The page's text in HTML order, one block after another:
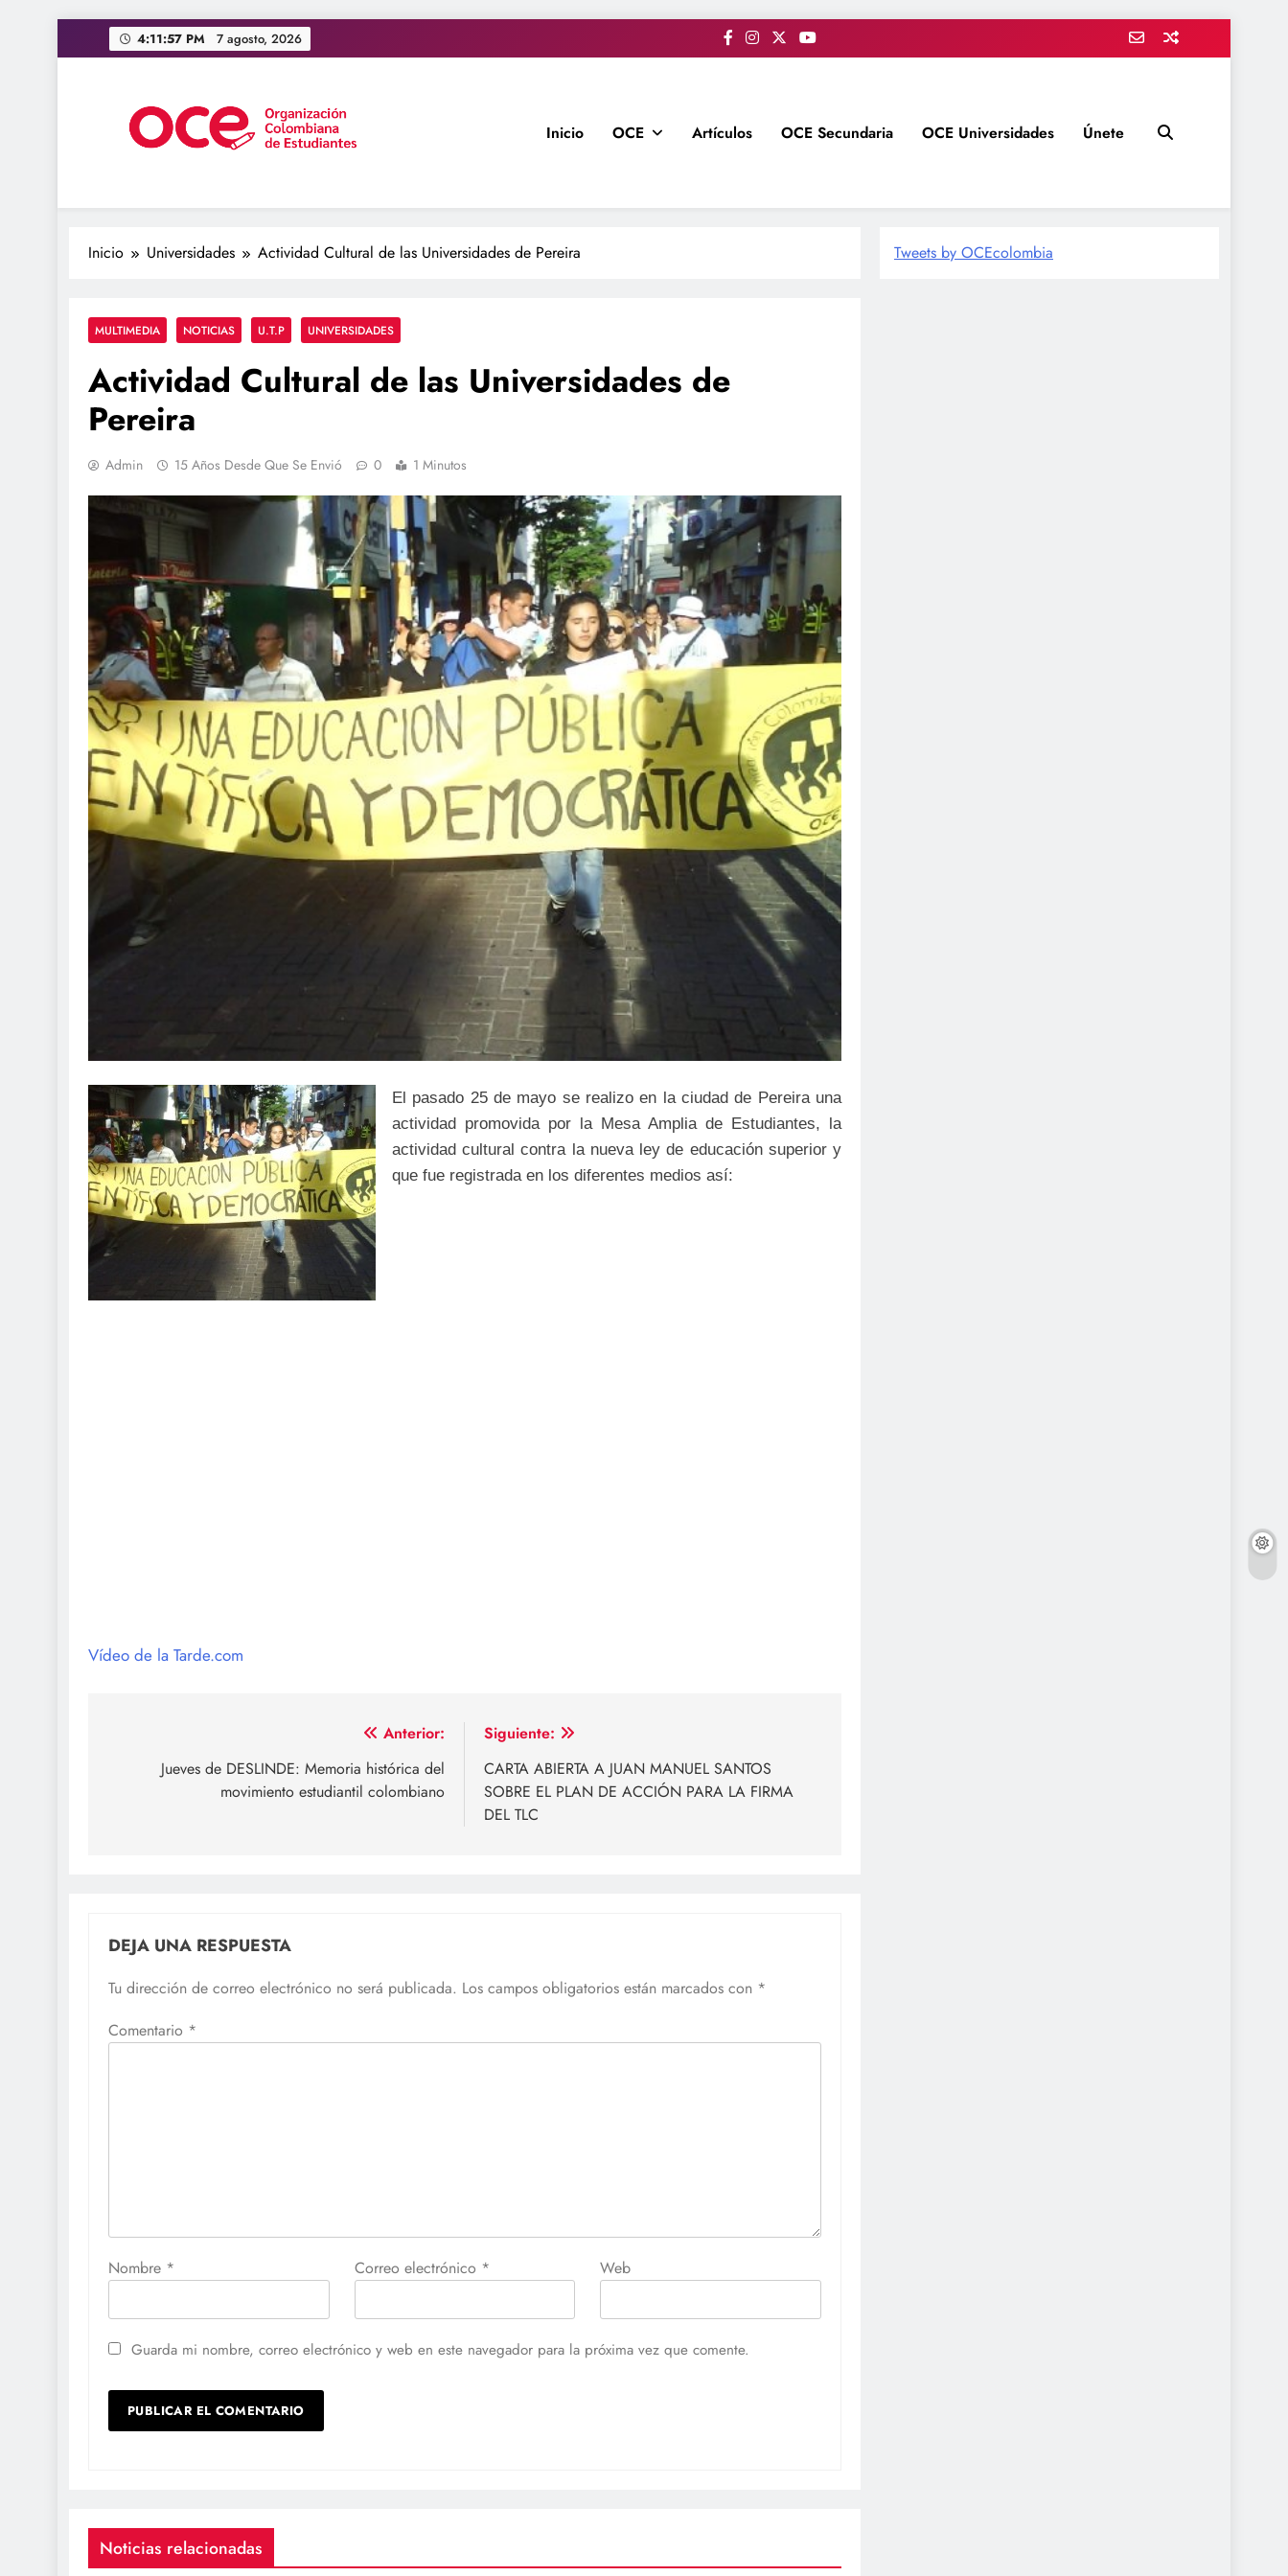
al
4:11:58 PM 7 agosto, 2026
OCE Colombia
Inicio OCE Artículos OCE Secundaria OCE Universidades Únete
Inicio Universidades Actividad Cultural de las Universidades de Pereira
MULTIMEDIA NOTICIAS U.T.P UNIVERSIDADES
Actividad Cultural de las Universidades de
Pereira
Admin 15 Años Desde Que Se Envió 0 1 Minutos
El pasado 25 de mayo se realizo en la ciudad de Pereira una
actividad promovida por
la MesaAmpliade Estudiantes, la
actividad cultural contra la nueva ley de educación superior y
que fue registrada en los diferentes medios así:
Vídeo de la Tarde.com
Anterior:
Jueves de DESLINDE: Memoria histórica del
movimiento estudiantil colombiano
Siguiente:
CARTA ABIERTA A JUAN MANUEL SANTOS
SOBRE EL PLAN DE ACCIÓN PARA LA FIRMA
DEL TLC
DEJA UNA RESPUESTA
Tu dirección de correo electrónico no será publicada. Los campos obligatorios están marcados con *
Comentario *
Nombre * Correo electrónico * Web
Guarda mi nombre, correo electrónico y web en este navegador para la próxima vez que comente.
Noticias relacionadas
Tweets by OCEcolombia